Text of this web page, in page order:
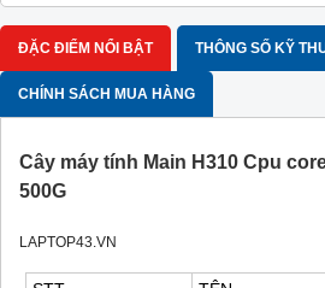
ĐẶC ĐIỂM NỔI BẬT THÔNG SỐ KỸ
CHÍNH SÁCH MUA HÀNG
Cây máy tính Main H310 Cpu
500G
LAPTOP43.VN